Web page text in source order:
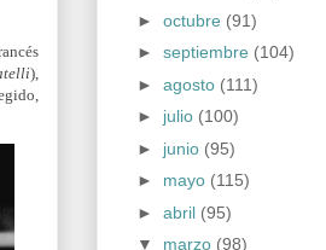
),
► octubre (91)
► septiembre (104)
► agosto (111)
► julio (100)
► junio (95)
► mayo (115)
► abril (95)
▼ marzo (98)